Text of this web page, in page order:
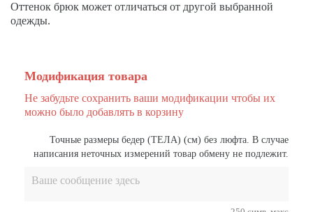
Оттенок брюк может отличаться от другой выбранной
одежды.
Модификация товара
Не забудьте сохранить ваши модификации чтобы их
можно было добавлять в корзину
Точные размеры бедер (ТЕЛА) (см) без люфта. В случае
написания неточных измерений товар обмену не подлежит.